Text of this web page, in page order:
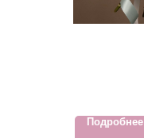
Подробнее